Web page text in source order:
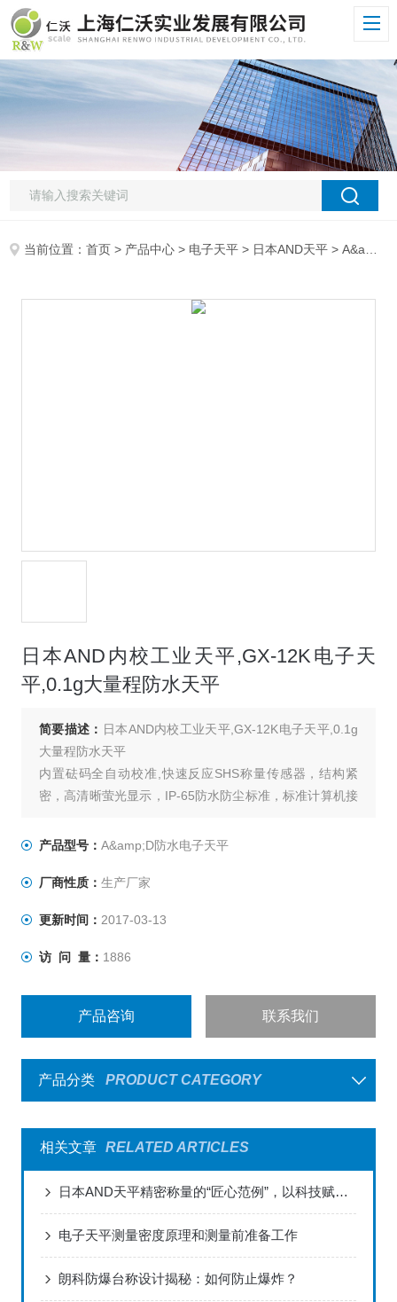
当前位置：首页 > 产品中心 > 电子天平 > 日本AND天平 > A&amp;D防水电子天平日本AND内校工业天平,GX-12K电子天平,0.1g大量程防水天平
日本AND内校工业天平,GX-12K电子天
平,0.1g大量程防水天平
简要描述： 日本AND内校工业天平,GX-12K电子天平,0.1g
大量程防水天平
内置砝码全自动校准,快速反应SHS称量传感器，结构紧
密，高清晰萤光显示，IP-65防水防尘标准，标准计算机接
产品型号： A&amp;D防水电子天平
厂商性质： 生产厂家
更新时间： 2017-03-13
访 问 量： 1886
产品咨询 联系我们
产品分类 PRODUCT CATEGORY
相关文章 RELATED ARTICLES
日本AND天平精密称量的“匠心范例”，以科技赋能全球实验室
电子天平测量密度原理和测量前准备工作
朗科防爆台称设计揭秘：如何防止爆炸？